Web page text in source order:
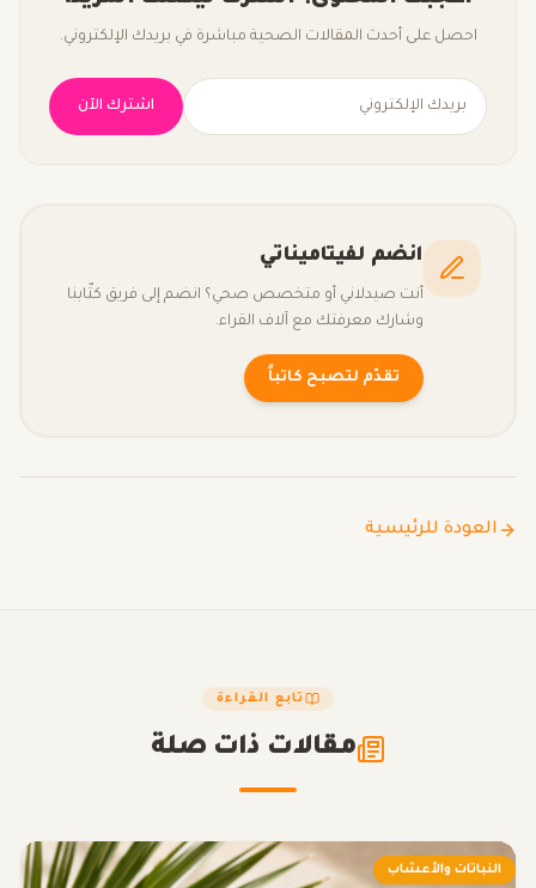
احصل على أحدث المقالات الصحية مباشرة في بريدك الإلكتروني.
اشترك الآن
انضم لفيتاميناتي
أنت صيدلاني أو متخصص صحي؟ انضم إلى فريق كتّابنا
وشارك معرفتك مع آلاف القراء.
تقدّم لتصبح كاتباً
العودة للرئيسية
تابع القراءة
مقالات ذات صلة
النباتات والأعشاب